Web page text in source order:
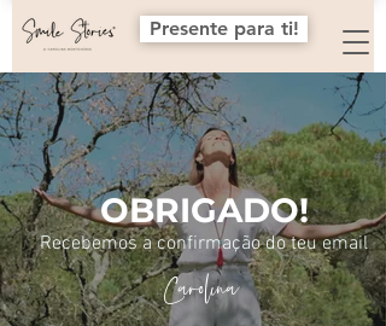
Presente para ti!
OBRIGADO!
Recebemos a confirmação do teu email
Carolina